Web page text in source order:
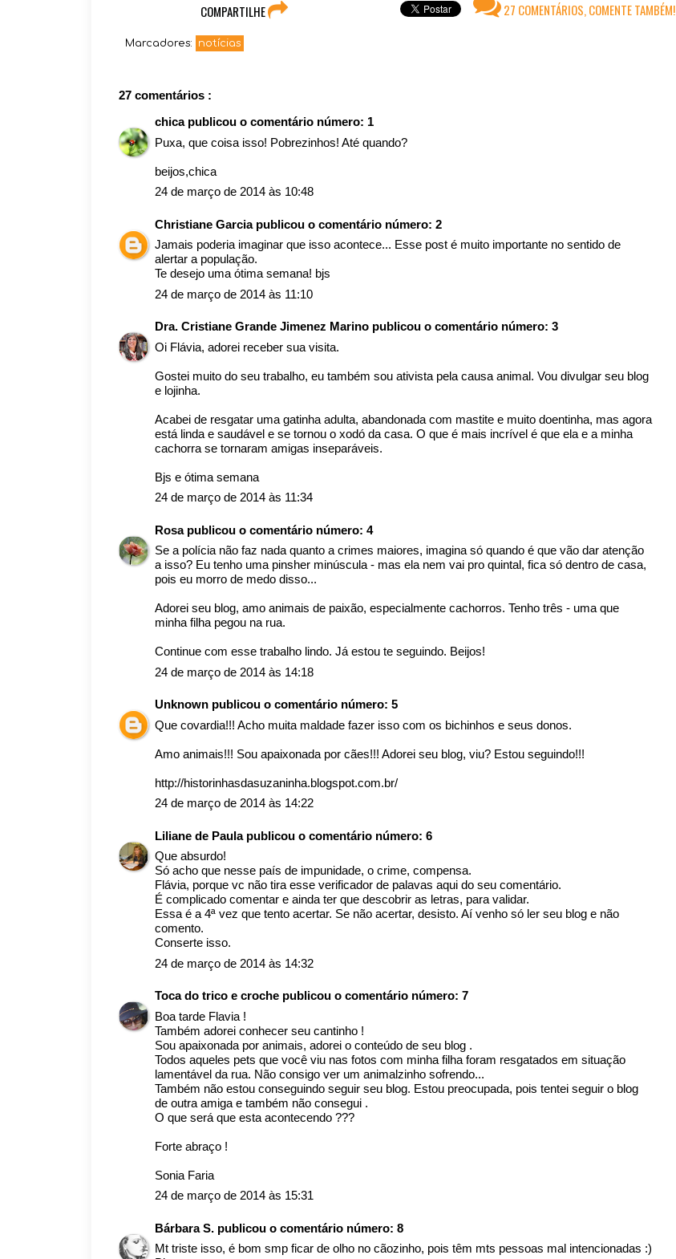
27 COMENTÁRIOS, COMENTE TAMBÉM!
COMPARTILHE
Marcadores: notícias
27 comentários :
chica publicou o comentário número: 1
Puxa, que coisa isso! Pobrezinhos! Até quando?
beijos,chica
24 de março de 2014 às 10:48
Christiane Garcia publicou o comentário número: 2
Jamais poderia imaginar que isso acontece... Esse post é muito importante no sentido de
alertar a população.
Te desejo uma ótima semana! bjs
24 de março de 2014 às 11:10
Dra. Cristiane Grande Jimenez Marino publicou o comentário número: 3
Oi Flávia, adorei receber sua visita.
Gostei muito do seu trabalho, eu também sou ativista pela causa animal. Vou divulgar seu blog
e lojinha.
Acabei de resgatar uma gatinha adulta, abandonada com mastite e muito doentinha, mas agora
está linda e saudável e se tornou o xodó da casa. O que é mais incrível é que ela e a minha
cachorra se tornaram amigas inseparáveis.
Bjs e ótima semana
24 de março de 2014 às 11:34
Rosa publicou o comentário número: 4
Se a polícia não faz nada quanto a crimes maiores, imagina só quando é que vão dar atenção
a isso? Eu tenho uma pinsher minúscula - mas ela nem vai pro quintal, fica só dentro de casa,
pois eu morro de medo disso...
Adorei seu blog, amo animais de paixão, especialmente cachorros. Tenho três - uma que
minha filha pegou na rua.
Continue com esse trabalho lindo. Já estou te seguindo. Beijos!
24 de março de 2014 às 14:18
Unknown publicou o comentário número: 5
Que covardia!!! Acho muita maldade fazer isso com os bichinhos e seus donos.
Amo animais!!! Sou apaixonada por cães!!! Adorei seu blog, viu? Estou seguindo!!!
http://historinhasdasuzaninha.blogspot.com.br/
24 de março de 2014 às 14:22
Liliane de Paula publicou o comentário número: 6
Que absurdo!
Só acho que nesse país de impunidade, o crime, compensa.
Flávia, porque vc não tira esse verificador de palavas aqui do seu comentário.
É complicado comentar e ainda ter que descobrir as letras, para validar.
Essa é a 4ª vez que tento acertar. Se não acertar, desisto. Aí venho só ler seu blog e não
comento.
Conserte isso.
24 de março de 2014 às 14:32
Toca do trico e croche publicou o comentário número: 7
Boa tarde Flavia !
Também adorei conhecer seu cantinho !
Sou apaixonada por animais, adorei o conteúdo de seu blog .
Todos aqueles pets que você viu nas fotos com minha filha foram resgatados em situação
lamentável da rua. Não consigo ver um animalzinho sofrendo...
Também não estou conseguindo seguir seu blog. Estou preocupada, pois tentei seguir o blog
de outra amiga e também não consegui .
O que será que esta acontecendo ???
Forte abraço !
Sonia Faria
24 de março de 2014 às 15:31
Bárbara S. publicou o comentário número: 8
Mt triste isso, é bom smp ficar de olho no cãozinho, pois têm mts pessoas mal intencionadas :)